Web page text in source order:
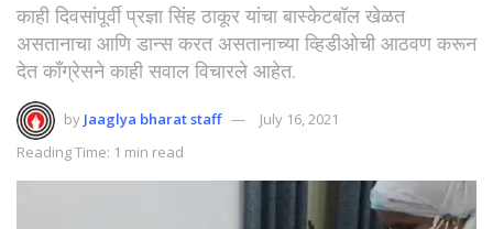
काही दिवसांपूर्वी प्रज्ञा सिंह ठाकूर यांचा बास्केटबॉल खेळत
असतानाचा आणि डान्स करत असतानाच्या व्हिडीओची आठवण करून
देत काँग्रेसने काही सवाल विचारले आहेत.
by Jaaglya bharat staff
July 16, 2021
Reading Time: 1 min read